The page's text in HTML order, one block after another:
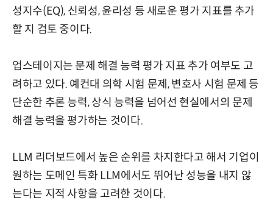
성지수(EQ), 신뢰성, 윤리성 등 새로운 평가 지표를 추가
할 지 검토 중이다.
업스테이지는 문제 해결 능력 평가 지표 추가 여부도 고
려하고 있다. 예컨대 의학 시험 문제, 변호사 시험 문제 등
단순한 추론 능력, 상식 능력을 넘어선 현실에서의 문제
해결 능력을 평가하는 것이다.
LLM 리더보드에서 높은 순위를 차지한다고 해서 기업이
원하는 도메인 특화 LLM에서도 뛰어난 성능을 내지 않
는다는 지적 사항을 고려한 것이다.